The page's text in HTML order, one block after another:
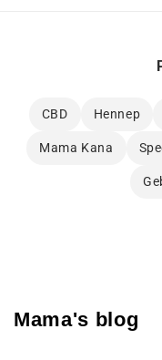
CBD Hennep
Mama Kana
Mama's blog